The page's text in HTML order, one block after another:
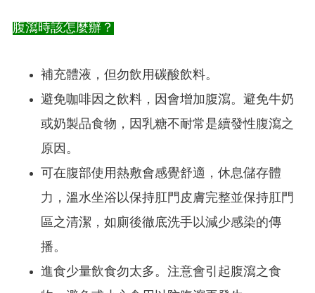
腹瀉時該怎麼辦？
補充體液，但勿飲用碳酸飲料。
避免咖啡因之飲料，因會增加腹瀉。避免牛奶
或奶製品食物，因乳糖不耐常是續發性腹瀉之
原因。
可在腹部使用熱敷會感覺舒適，休息儲存體
力，溫水坐浴以保持肛門皮膚完整並保持肛門
區之清潔，如廁後徹底洗手以減少感染的傳
播。
進食少量飲食勿太多。注意會引起腹瀉之食